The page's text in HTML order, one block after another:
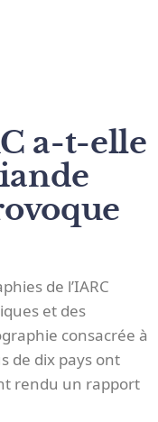
a-t-elle
de l’IARC
et des
consacrée à
de dix pays ont
rendu un rapport